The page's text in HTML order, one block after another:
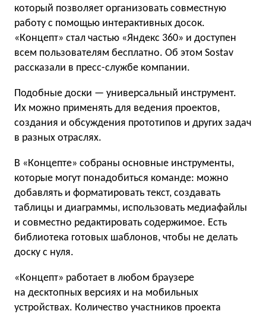
который позволяет организовать совместную
работу с помощью интерактивных досок.
«Концепт» стал частью «Яндекс 360» и доступен
всем пользователям бесплатно. Об этом Sostav
рассказали в пресс-службе компании.
Подобные доски — универсальный инструмент.
Их можно применять для ведения проектов,
создания и обсуждения прототипов и других задач
в разных отраслях.
В «Концепте» собраны основные инструменты,
которые могут понадобиться команде: можно
добавлять и форматировать текст, создавать
таблицы и диаграммы, использовать медиафайлы
и совместно редактировать содержимое. Есть
библиотека готовых шаблонов, чтобы не делать
доску с нуля.
«Концепт» работает в любом браузере
на десктопных версиях и на мобильных
устройствах. Количество участников проекта